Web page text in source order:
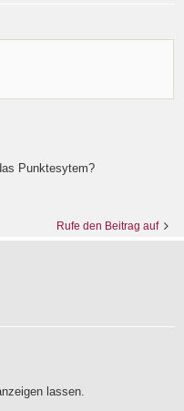
Punktesytem?
Rufe den Beitrag auf
lassen.